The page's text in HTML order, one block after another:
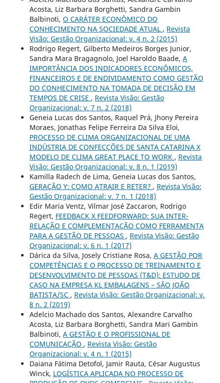
Acosta, Liz Barbara Borghetti, Sandra Gambin
Balbinoti, O CARÁTER ECONÔMICO DO
CONHECIMENTO NA SOCIEDADE ATUAL , Revista
Visão: Gestão Organizacional: v. 4 n. 2 (2015)
Rodrigo Regert, Gilberto Medeiros Borges Junior,
Sandra Mara Bragagnolo, Joel Haroldo Baade, A
IMPORTÂNCIA DOS INDICADORES ECONÔMICOS,
FINANCEIROS E DE ENDIVIDAMENTO COMO GESTÃO
DO CONHECIMENTO NA TOMADA DE DECISÃO EM
TEMPOS DE CRISE , Revista Visão: Gestão
Organizacional: v. 7 n. 2 (2018)
Geneia Lucas dos Santos, Raquel Prá, Jhony Pereira
Moraes, Jonathas Felipe Ferreira Da Silva Eloi,
PROCESSO DE CLIMA ORGANIZACIONAL DE UMA
INDÚSTRIA DE CONFECÇÕES DE SANTA CATARINA X
MODELO DE CLIMA GREAT PLACE TO WORK , Revista
Visão: Gestão Organizacional: v. 8 n. 1 (2019)
Kamilla Radech de Lima, Geneia Lucas dos Santos,
GERAÇÃO Y: COMO ATRAIR E RETER? , Revista Visão:
Gestão Organizacional: v. 7 n. 1 (2018)
Edir Maria Ventz, Vilmar José Zaccaron, Rodrigo
Regert, FEEDBACK X FEEDFORWARD: SUA INTER-
RELAÇÃO E COMPLEMENTAÇÃO COMO FERRAMENTA
PARA A GESTÃO DE PESSOAS , Revista Visão: Gestão
Organizacional: v. 6 n. 1 (2017)
Dárica da Silva, Josely Cristiane Rosa, A GESTÃO POR
COMPETÊNCIAS E O PROCESSO DE TREINAMENTO E
DESENVOLVIMENTO DE PESSOAS (T&D): ESTUDO DE
CASO NA EMPRESA KL EMBALAGENS – SÃO JOÃO
BATISTA/SC , Revista Visão: Gestão Organizacional: v.
8 n. 2 (2019)
Adelcio Machado dos Santos, Alexandre Carvalho
Acosta, Liz Barbara Borghetti, Sandra Mari Gambin
Balbinoti, A GESTÃO E O PROFISSIONAL DE
COMUNICAÇÃO , Revista Visão: Gestão
Organizacional: v. 4 n. 1 (2015)
Daiana Fátima Detofol, Jamir Rauta, César Augustus
Winck, LOGÍSTICA APLICADA NO PROCESSO DE